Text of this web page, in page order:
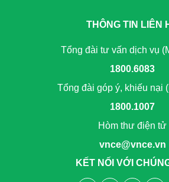
THÔNG TIN LIÊN
Tổng đài tư vấn dịch vụ
1800.6083
Tổng đài góp ý, khiếu nại
1800.1007
Hòm thư điện tử
vnce@vnce.vn
KẾT NỐI VỚI